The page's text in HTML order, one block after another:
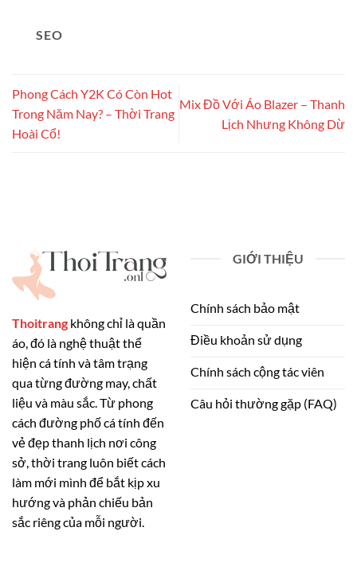
SEO
Phong Cách Y2K Có Còn Hot
Trong Năm Nay? – Thời Trang
Hoài Cổ!
Mix Đồ Với Áo Blazer – Thanh
Lịch Nhưng Không Dừ
Thoitrang không chỉ là quần
áo, đó là nghệ thuật thể
hiện cá tính và tâm trạng
qua từng đường may, chất
liệu và màu sắc. Từ phong
cách đường phố cá tính đến
vẻ đẹp thanh lịch nơi công
sở, thời trang luôn biết cách
làm mới mình để bắt kịp xu
hướng và phản chiếu bản
sắc riêng của mỗi người.
GIỚI THIỆU
Chính sách bảo mật
Điều khoản sử dụng
Chính sách cộng tác viên
Câu hỏi thường gặp (FAQ)